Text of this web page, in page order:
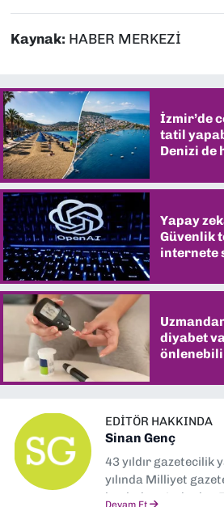
Kaynak: HABER MERKEZİ
İzmir’de
tatil
Denizi de
Yapay
Güvenlik
internete
diyabet
EDITÖR HAKKINDA
Sinan Genç
43 yıldır gazetecilik
yılında Milliyet
başladım. Ardından